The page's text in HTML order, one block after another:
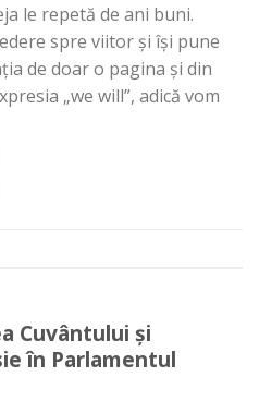
le repetă de ani buni.
spre viitor și își pune
de doar o pagina și din
„we will”, adică vom
Cuvântului și
în Parlamentul